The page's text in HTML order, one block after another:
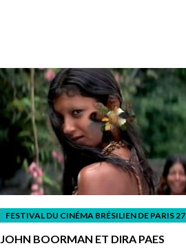
FESTIVAL DU CINÉMA BRÉSILIEN DE PARIS 27
JOHN BOORMAN ET DIRA PAES